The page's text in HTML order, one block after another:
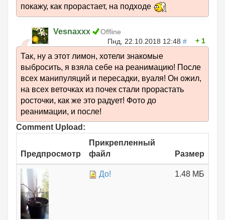
покажу, как прорастает, на подходе
Vesnaxxx
Offline
Пнд, 22.10.2018 12:48 # 1
Так, ну а этот лимон, хотели знакомые
выбросить, я взяла себе на реанимацию! После
всех манипуляций и пересадки, вуаля! Он ожил,
на всех веточках из почек стали прорастать
росточки, как же это радует! Фото до
реанимации, и после!
Comment Upload:
Предпросмотр
Прикрепленный
файл
Размер
До! 1.48 МБ